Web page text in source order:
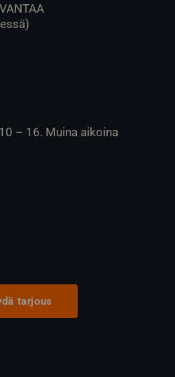
– 16. Muina aikoina
tarjous